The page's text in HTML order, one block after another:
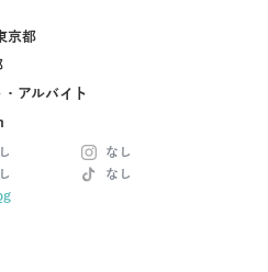
京都
アルバイト
なし
なし